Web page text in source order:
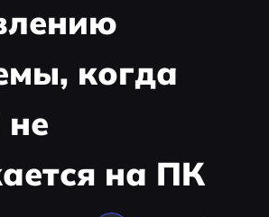
когда
не
на ПК